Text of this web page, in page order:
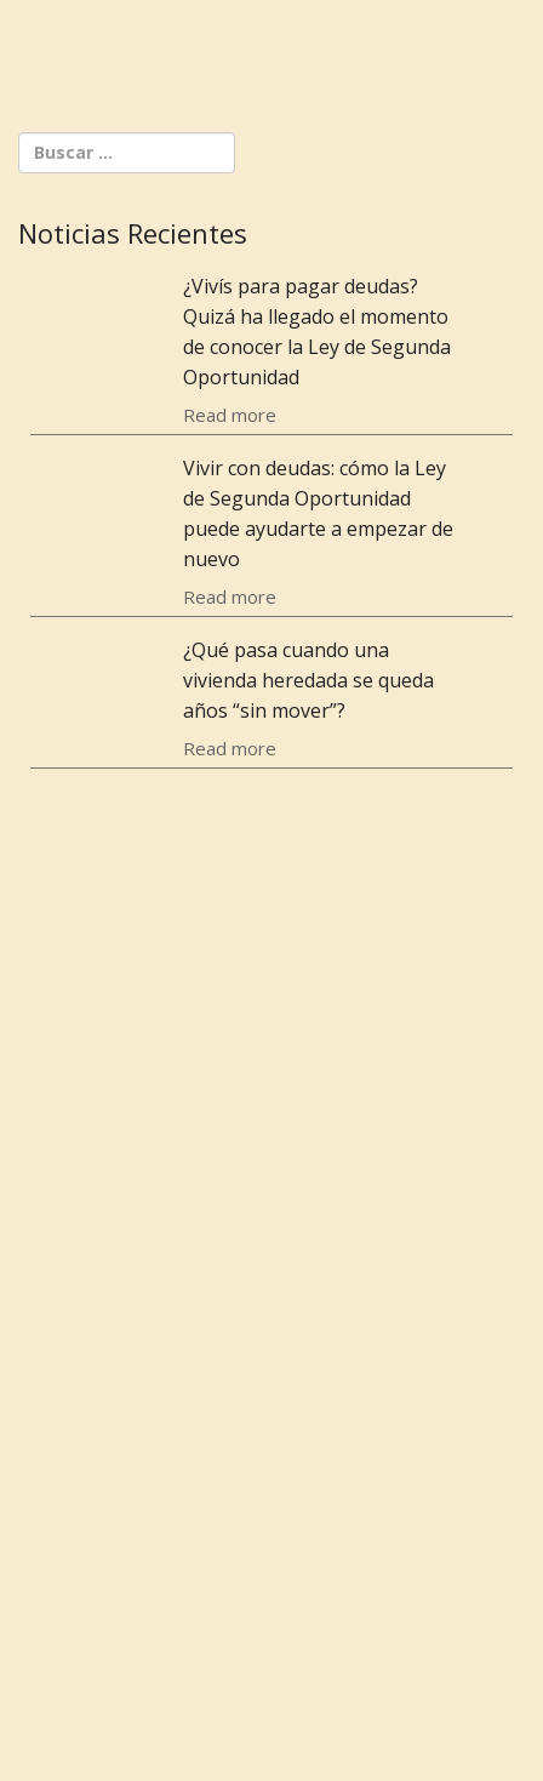
Noticias Recientes
¿Vivís para pagar deudas?
Quizá ha llegado el momento
de conocer la Ley de Segunda
Oportunidad
Read more
Vivir con deudas: cómo la Ley
de Segunda Oportunidad
puede ayudarte a empezar de
nuevo
Read more
¿Qué pasa cuando una
vivienda heredada se queda
años “sin mover”?
Read more